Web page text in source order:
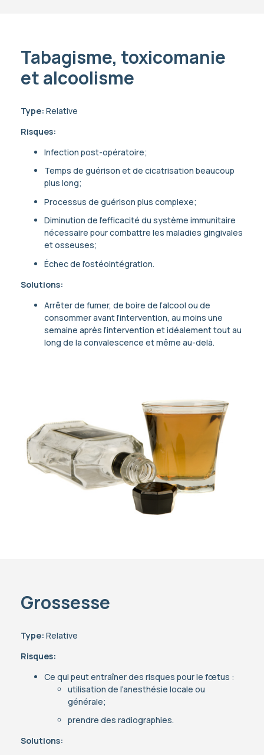
Tabagisme, toxicomanie
et alcoolisme
Type: Relative
Risques:
Infection post-opératoire;
Temps de guérison et de cicatrisation beaucoup
plus long;
Processus de guérison plus complexe;
Diminution de l’efficacité du système immunitaire
nécessaire pour combattre les maladies gingivales
et osseuses;
Échec de l’ostéointégration.
Solutions:
Arrêter de fumer, de boire de l’alcool ou de
consommer avant l’intervention, au moins une
semaine après l’intervention et idéalement tout au
long de la convalescence et même au-delà.
Grossesse
Type: Relative
Risques:
Ce qui peut entraîner des risques pour le fœtus :
utilisation de l’anesthésie locale ou
générale;
prendre des radiographies.
Solutions: